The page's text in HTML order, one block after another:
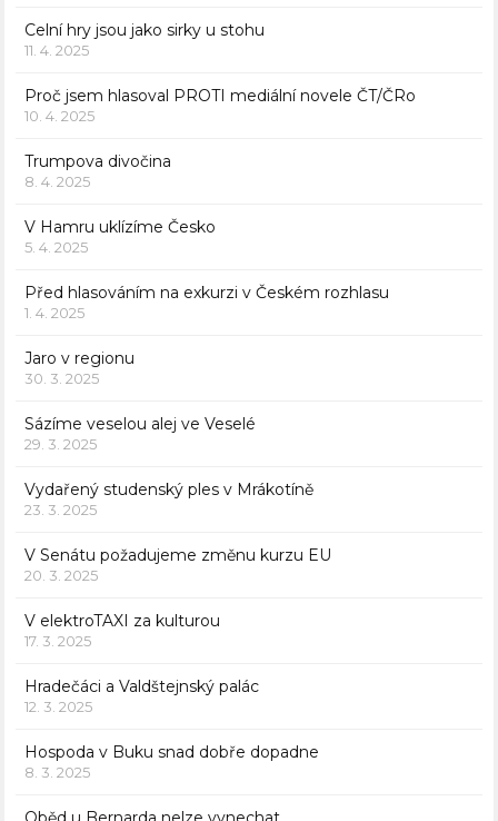
Celní hry jsou jako sirky u stohu
11. 4. 2025
Proč jsem hlasoval PROTI mediální novele ČT/ČRo
10. 4. 2025
Trumpova divočina
8. 4. 2025
V Hamru uklízíme Česko
5. 4. 2025
Před hlasováním na exkurzi v Českém rozhlasu
1. 4. 2025
Jaro v regionu
30. 3. 2025
Sázíme veselou alej ve Veselé
29. 3. 2025
Vydařený studenský ples v Mrákotíně
23. 3. 2025
V Senátu požadujeme změnu kurzu EU
20. 3. 2025
V elektroTAXI za kulturou
17. 3. 2025
Hradečáci a Valdštejnský palác
12. 3. 2025
Hospoda v Buku snad dobře dopadne
8. 3. 2025